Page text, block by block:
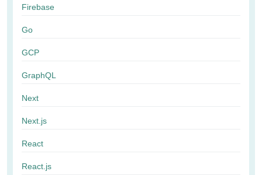
Firebase
Go
GCP
GraphQL
Next
Next.js
React
React.js